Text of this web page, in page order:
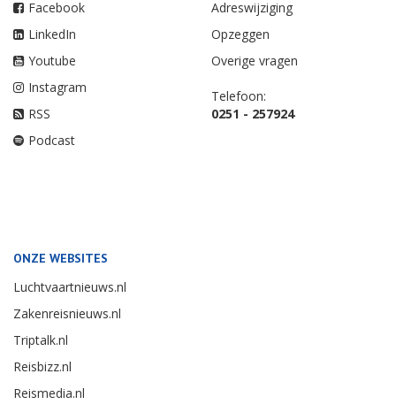
Facebook
LinkedIn
Youtube
Instagram
RSS
Podcast
Adreswijziging
Opzeggen
Overige vragen
Telefoon:
0251 - 257924
ONZE WEBSITES
Luchtvaartnieuws.nl
Zakenreisnieuws.nl
Triptalk.nl
Reisbizz.nl
Reismedia.nl